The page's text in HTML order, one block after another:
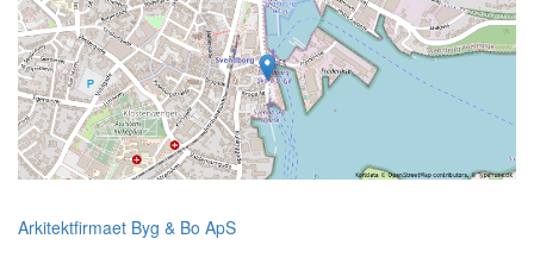
Arkitektfirmaet Byg & Bo ApS